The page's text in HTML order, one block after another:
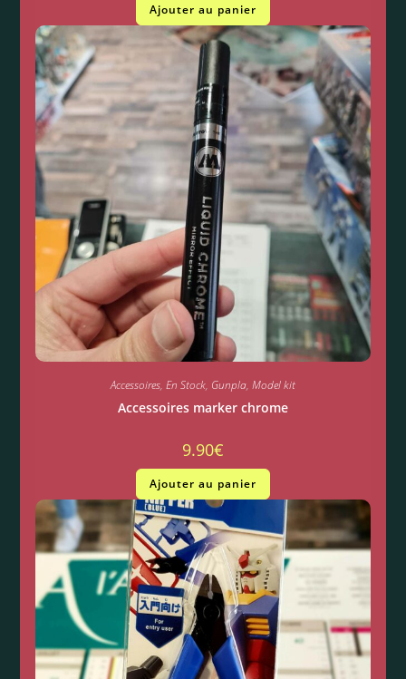
Ajouter au panier
Accessoires, En Stock, Gunpla, Model kit
Accessoires marker chrome
9.90€
Ajouter au panier